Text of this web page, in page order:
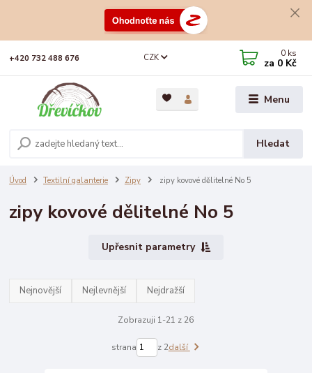
Menu
CZK
Hledat
+420 732 488 676 0 ks
za 0 Kč
Úvod Textilní galanterie Zipy zipy kovové dělitelné No 5
zipy kovové dělitelné No 5
Upřesnit parametry
Nejnovější Nejlevnější Nejdražší
Zobrazuji 1-21 z 26
strana z 2další